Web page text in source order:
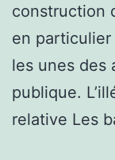
construction
en particulier
les unes des
publique.
relative Les